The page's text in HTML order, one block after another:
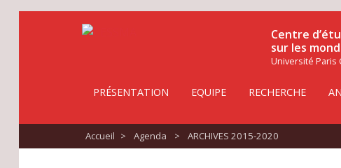
Centre
sur les
Université Paris
PRÉSENTATION EQUIPE RECHERCHE
Accueil > Agenda > ARCHIVES 2015-2020